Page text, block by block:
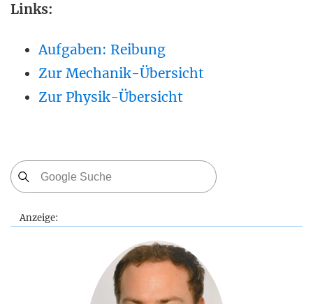
Links:
Aufgaben: Reibung
Zur Mechanik-Übersicht
Zur Physik-Übersicht
Anzeige: